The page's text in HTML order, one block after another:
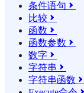
条件语句 
比较 
函数 
函数参数 
数字 
字符串 
字符串函数 